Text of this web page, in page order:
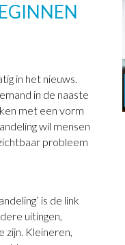
in het nieuws.
in de naaste
met een vorm
wil mensen
probleem
is de link
uitingen,
zijn. Kleineren,